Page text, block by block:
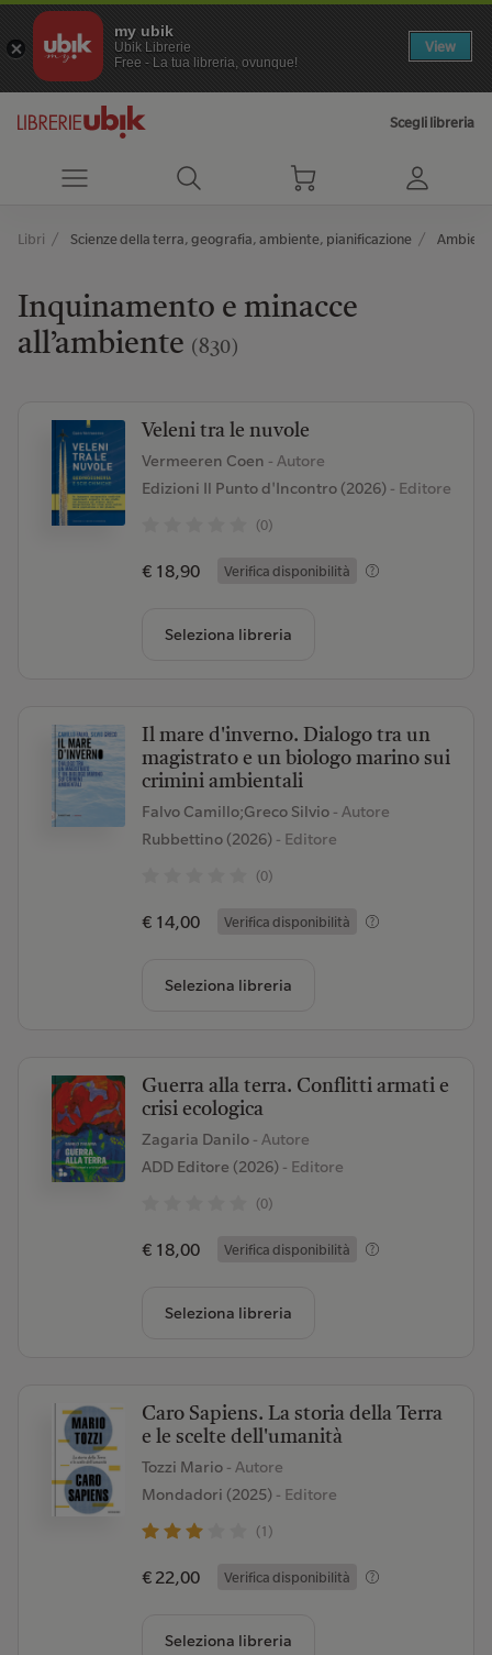
my ubik
Ubik Librerie
Free - La tua libreria, ovunque!
View
Scegli libreria
Libri Scienze della terra, geografia, ambiente, pianificazione
Inquinamento e minacce
all’ambiente (830)
Veleni tra le nuvole
Vermeeren Coen - Autore
Edizioni Il Punto d'Incontro (2026)- Editore
(0)
€ 18,90 Verifica disponibilità
Seleziona libreria
Il mare d'inverno. Dialogo tra un
magistrato e un biologo marino sui
crimini ambientali
Falvo Camillo;Greco Silvio - Autore
Rubbettino (2026)- Editore
(0)
€ 14,00 Verifica disponibilità
Seleziona libreria
Guerra alla terra. Conflitti armati e
crisi ecologica
Zagaria Danilo - Autore
ADD Editore (2026)- Editore
(0)
€ 18,00 Verifica disponibilità
Seleziona libreria
Caro Sapiens. La storia della Terra
e le scelte dell'umanità
Tozzi Mario - Autore
Mondadori (2025)- Editore
(1)
€ 22,00 Verifica disponibilità
Seleziona libreria